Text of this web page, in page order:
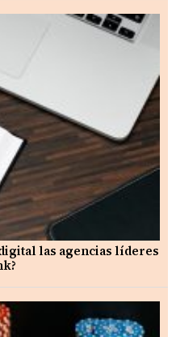
las agencias líderes